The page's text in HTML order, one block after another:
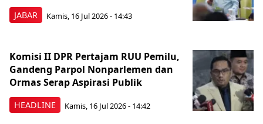
JABAR Kamis, 16 Jul 2026 - 14:43
HEADLINE
Komisi II DPR Pertajam RUU Pemilu,
Gandeng Parpol Nonparlemen dan
Ormas Serap Aspirasi Publik
Kamis, 16 Jul 2026 - 14:42